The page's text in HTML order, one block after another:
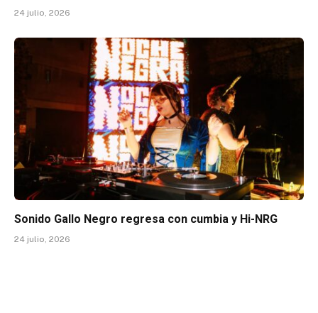
24 julio, 2026
Sonido Gallo Negro regresa con cumbia y Hi-NRG
24 julio, 2026